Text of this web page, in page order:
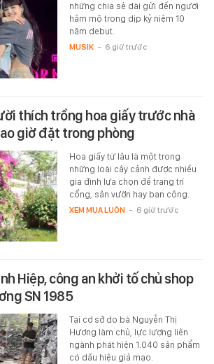
những chia sẻ dài gửi đến người
hâm mộ trong dịp kỷ niệm 10
năm debut.
MUSIK - 6 giờ trước
thích trồng hoa giấy trước nhà
giờ đặt trong phòng
Hoa giấy từ lâu là một trong
những loài cây cảnh được nhiều
gia đình lựa chọn để trang trí
cổng, sân vườn hay ban công.
XEM MUA LUÔN - 6 giờ trước
Hiệp, công an khởi tố chủ shop
SN 1985
Tại cơ sở do bà Nguyễn Thị
Hương làm chủ, lực lượng liên
ngành phát hiện 1.040 sản phẩm
có dấu hiệu giả mạo.